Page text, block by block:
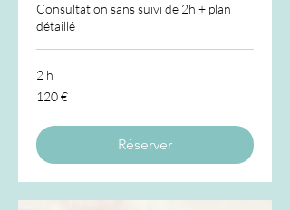
Consultation sans suivi de 2h + plan
détaillé
2 h
120
euros
120 €
Réserver